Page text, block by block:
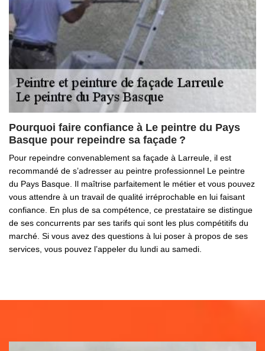
Pourquoi faire confiance à Le peintre du Pays
Basque pour repeindre sa façade ?
Pour repeindre convenablement sa façade à Larreule, il est
recommandé de s’adresser au peintre professionnel Le peintre
du Pays Basque. Il maîtrise parfaitement le métier et vous pouvez
vous attendre à un travail de qualité irréprochable en lui faisant
confiance. En plus de sa compétence, ce prestataire se distingue
de ses concurrents par ses tarifs qui sont les plus compétitifs du
marché. Si vous avez des questions à lui poser à propos de ses
services, vous pouvez l’appeler du lundi au samedi.